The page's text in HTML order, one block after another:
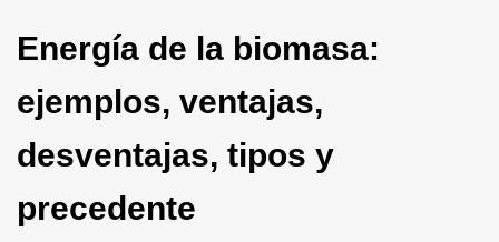
Energía de la biomasa:
ejemplos, ventajas,
desventajas, tipos y
precedente